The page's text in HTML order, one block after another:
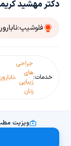
دکتر مهشید
فلوشیپ:
خدمات:
جراحی
های
زیبایی
زنان
،
ویزیت